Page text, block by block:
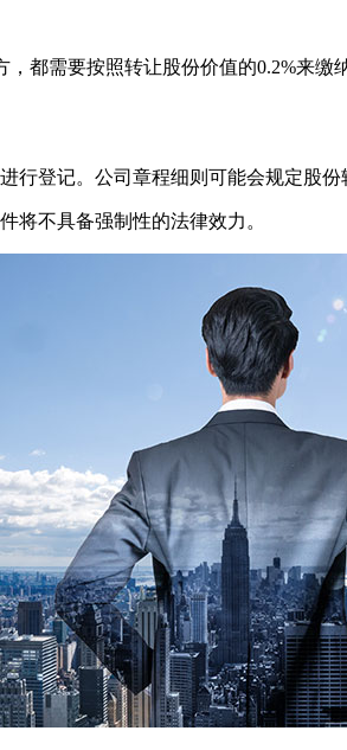
都需要按照转让股份价值的0.2%来缴
登记。公司章程细则可能会规定股
将不具备强制性的法律效力。